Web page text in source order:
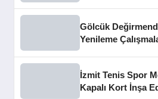
Gölcük
Yenileme
İzmit Tenis Spor
Kapalı Kort İnşa